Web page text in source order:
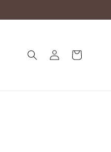
Log
ind
Indkøbskurv